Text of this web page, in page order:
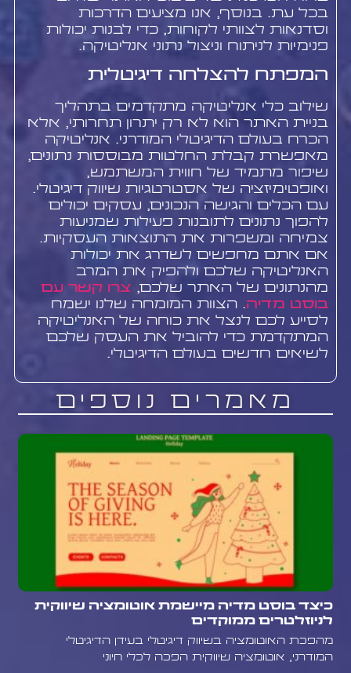
בכל עת. בנוסף, אנו מציעים הדרכות
וסדנאות לצוותי לקוחות, כדי לבנות יכולות
פנימיות לניתוח וניצול נתוני אנליטיקה.
המפתח להצלחה דיגיטלית
שילוב כלי אנליטיקה מתקדמים בתהליך
בניית האתר הוא לא רק יתרון תחרותי, אלא
הכרח בעולם הדיגיטלי המודרני. אנליטיקה
מאפשרת קבלת החלטות מבוססות נתונים,
שיפור מתמיד של חווית המשתמש,
ואופטימיזציה של אסטרטגיות שיווק דיגיטלי.
עם הכלים והגישה הנכונים, עסקים יכולים
להפוך נתונים לתובנות פעילות שמניעות
צמיחה ומשפרות את התוצאות העסקיות.
אם אתם מחפשים לשדרג את יכולות
האנליטיקה שלכם ולהפיק את המרב
מהנתונים של האתר שלכם, צרו קשר עם
בוסט מדיה. הצוות המומחה שלנו ישמח
לסייע לכם לנצל את כוחה של האנליטיקה
המתקדמת כדי להוביל את העסק שלכם
לשיאים חדשים בעולם הדיגיטלי.
מאמרים נוספים
כיצד בוסט מדיה מיישמת אוטומציה שיווקית
לניוזלטרים ממוקדים
מהפכת האוטומציה בשיווק דיגיטלי בעידן הדיגיטלי
המודרני, אוטומציה שיווקית הפכה לכלי חיוני